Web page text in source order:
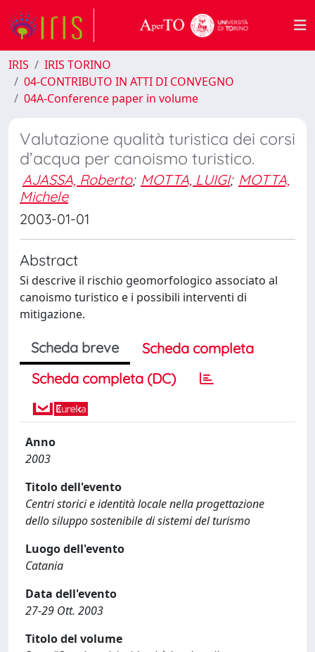
IRIS
IRIS TORINO
04-CONTRIBUTO IN ATTI DI CONVEGNO
04A-Conference paper in volume
Valutazione qualità turistica dei corsi
d’acqua per canoismo turistico.
AJASSA, Roberto; MOTTA, LUIGI; MOTTA,
Michele
2003-01-01
Abstract
Si descrive il rischio geomorfologico associato al
canoismo turistico e i possibili interventi di
mitigazione.
Scheda breve
Scheda completa
Scheda completa (DC)
Anno
2003
Titolo dell'evento
Centri storici e identità locale nella progettazione
dello siluppo sostenibile di sistemi del turismo
Luogo dell'evento
Catania
Data dell'evento
27-29 Ott. 2003
Titolo del volume